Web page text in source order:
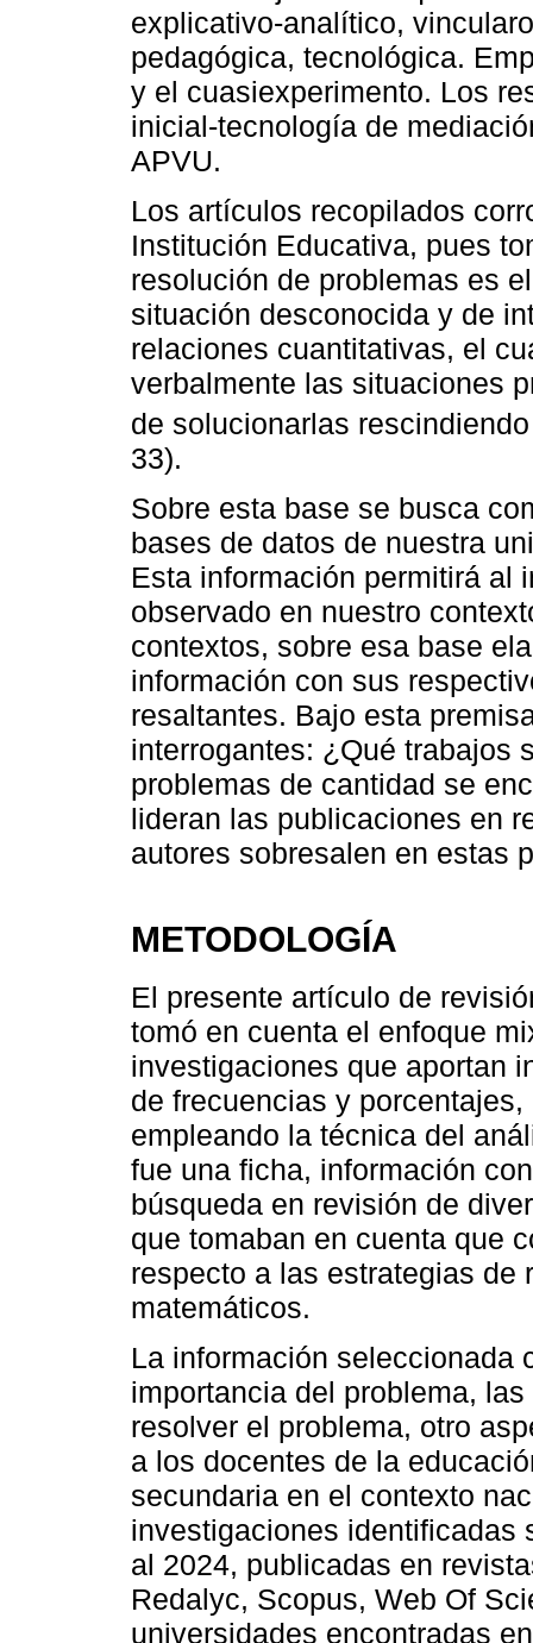
explicativo-analítico,
pedagógica, tecnológica.
y el cuasiexperimento. Los
inicial-tecnología de
APVU.
Los artículos recopilados
Institución Educativa, pues
resolución de problemas es
situación desconocida y de
relaciones cuantitativas, el
verbalmente las situaciones
de solucionarlas
33).
Sobre esta base se busca
bases de datos de nuestra
Esta información permitirá al
observado en nuestro
contextos, sobre esa base
información con sus
resaltantes. Bajo esta
interrogantes: ¿Qué trabajos
problemas de cantidad se
lideran las publicaciones en
autores sobresalen en estas
METODOLOGÍA
El presente artículo de
tomó en cuenta el enfoque
investigaciones que aportan
de frecuencias y
empleando la técnica del
fue una ficha, información
búsqueda en revisión de
que tomaban en cuenta que
respecto a las estrategias de
matemáticos.
La información seleccionada
importancia del problema,
resolver el problema, otro
a los docentes de la
secundaria en el contexto
investigaciones identificadas
al 2024, publicadas en
Redalyc, Scopus, Web Of
universidades encontradas